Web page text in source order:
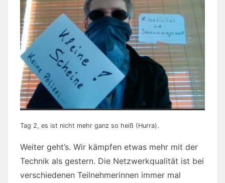
Tag 2, es ist nicht mehr ganz so heiß (Hurra).
Weiter geht’s. Wir kämpfen etwas mehr mit der
Technik als gestern. Die Netzwerkqualität ist bei
verschiedenen Teilnehmerinnen immer mal